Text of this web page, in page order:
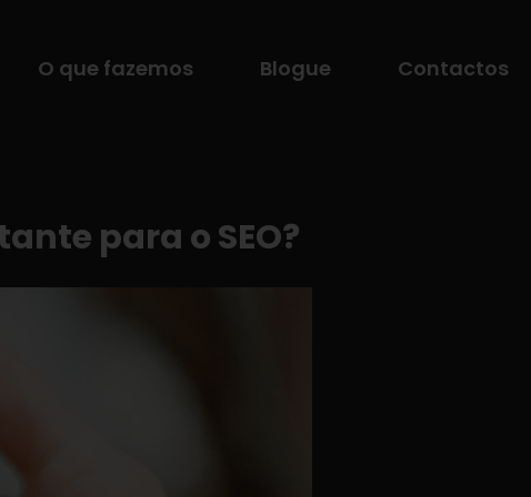
O que fazemos Blogue Contactos
para o SEO?